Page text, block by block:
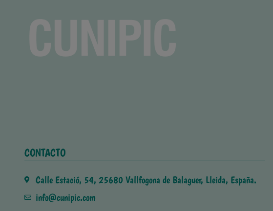
CONTACTO
Calle Estació, 54, 25680 Vallfogona de Balaguer, Lleida, España.
info@cunipic.com